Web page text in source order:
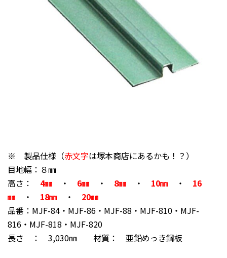
※ 製品仕様（赤文字は塚本商店にあるかも！？）
目地幅：８㎜
高さ： 4㎜ ・ 6㎜ ・ 8㎜ ・ 10㎜ ・ 16
㎜ ・ 18㎜ ・ 20㎜
品番：MJF-84・MJF-86・MJF-88・MJF-810・MJF-
816・MJF-818・MJF-820
長さ ： 3,030㎜ 材質： 亜鉛めっき鋼板